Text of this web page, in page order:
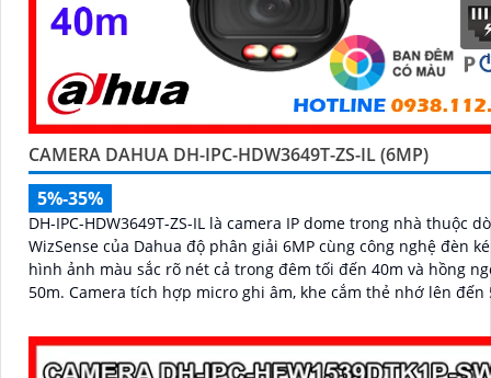
CAMERA DAHUA DH-IPC-HDW3649T-ZS-IL (6MP)
5%-35%
DH-IPC-HDW3649T-ZS-IL là camera IP dome trong nhà thuộc
WizSense của Dahua độ phân giải 6MP cùng công nghệ đèn
hình ảnh màu sắc rõ nét cả trong đêm tối đến 40m và hồng
50m. Camera tích hợp micro ghi âm, khe cắm thẻ nhớ lên đến 512GB
quả giám sát an ninh hỗ trợ PoE và giá rẻ hiệu quả